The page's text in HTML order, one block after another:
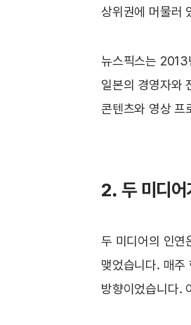
상위권에 머물러
뉴스픽스는 2013
일본의 경영자와
콘텐츠와 영상 프
2. 두 미디
두 미디어의 인
맺었습니다. 매
방향이었습니다.